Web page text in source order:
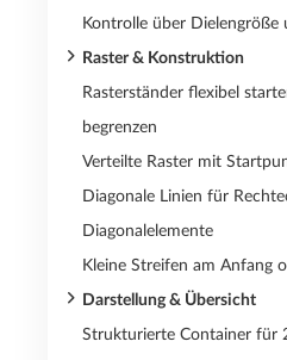
Kontrolle über Dielengröße
Raster & Konstruktion
Rasterständer flexibel
begrenzen
Verteilte Raster mit
Diagonale Linien für
Diagonalelemente
Kleine Streifen am Anfang
Darstellung & Übersicht
Strukturierte Container für